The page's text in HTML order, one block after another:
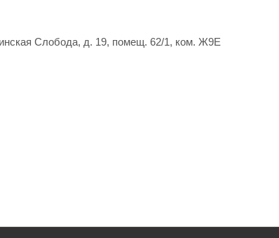
Слобода, д. 19, помещ. 62/1, ком. Ж9Е